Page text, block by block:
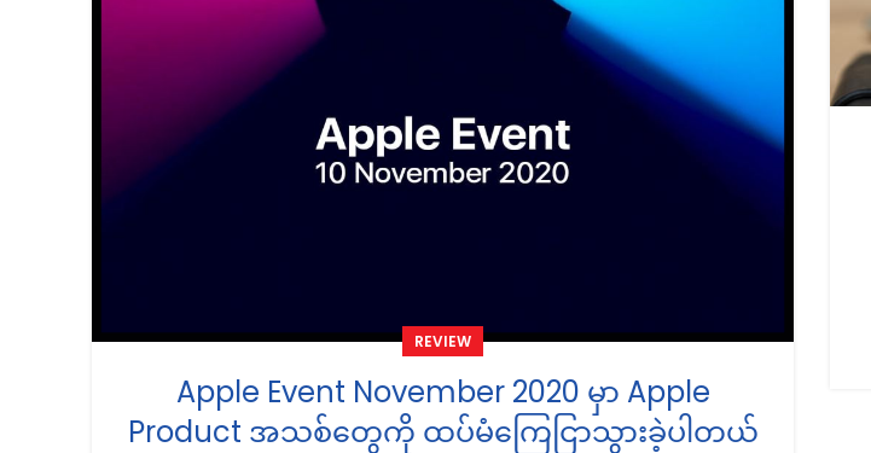
REVIEW
Apple Event November 2020 မှာ Apple
Product အသစ်တွေကို ထပ်မံကြေငြာသွားခဲ့ပါတယ်